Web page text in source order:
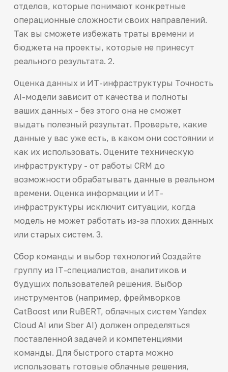
отделов, которые понимают конкретные
операционные сложности своих направлений.
Так вы сможете избежать траты времени и
бюджета на проекты, которые не принесут
реального результата. 2.
Оценка данных и ИТ-инфраструктуры Точность
AI-модели зависит от качества и полноты
ваших данных - без этого она не сможет
выдать полезный результат. Проверьте, какие
данные у вас уже есть, в каком они состоянии и
как их использовать. Оцените техническую
инфраструктуру - от работы CRM до
возможности обрабатывать данные в реальном
времени. Оценка информации и ИТ-
инфраструктуры исключит ситуации, когда
модель не может работать из-за плохих данных
или старых систем. 3.
Сбор команды и выбор технологий Создайте
группу из IT-специалистов, аналитиков и
будущих пользователей решения. Выбор
инструментов (например, фреймворков
CatBoost или RuBERT, облачных систем Yandex
Cloud AI или Sber AI) должен определяться
поставленной задачей и компетенциями
команды. Для быстрого старта можно
использовать готовые облачные решения,